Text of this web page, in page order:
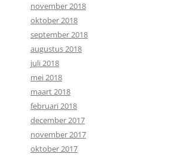
november 2018
oktober 2018
september 2018
augustus 2018
juli 2018
mei 2018
maart 2018
februari 2018
december 2017
november 2017
oktober 2017